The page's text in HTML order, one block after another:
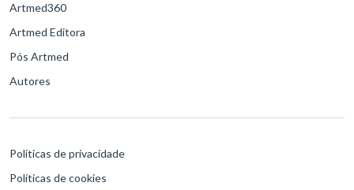
Artmed360
Artmed Editora
Pós Artmed
Autores
Políticas de privacidade
Políticas de cookies